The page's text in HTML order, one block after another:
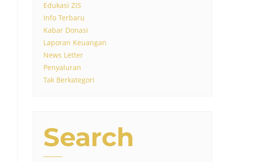
Edukasi ZIS
Info Terbaru
Kabar Donasi
Laporan Keuangan
News Letter
Penyaluran
Tak Berkategori
Search